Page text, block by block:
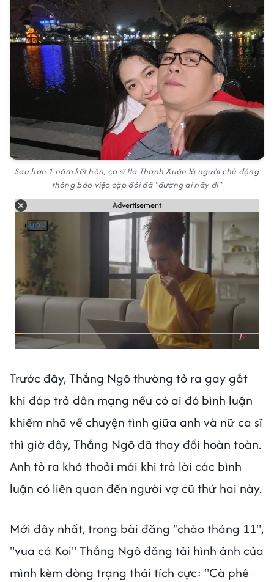
Sau hơn 1 năm kết hôn, ca sĩ Hà Thanh Xuân là người chủ động
thông báo việc cặp đôi đã "đường ai nấy đi"
Advertisement
Trước đây, Thắng Ngô thường tỏ ra gay gắt
khi đáp trả dân mạng nếu có ai đó bình luận
khiếm nhã về chuyện tình giữa anh và nữ ca sĩ
thì giờ đây, Thắng Ngô đã thay đổi hoàn toàn.
Anh tỏ ra khá thoải mái khi trả lời các bình
luận có liên quan đến người vợ cũ thứ hai này.
Mới đây nhất, trong bài đăng "chào tháng 11",
"vua cá Koi" Thắng Ngô đăng tải hình ảnh của
mình kèm dòng trạng thái tích cực: "Cà phê